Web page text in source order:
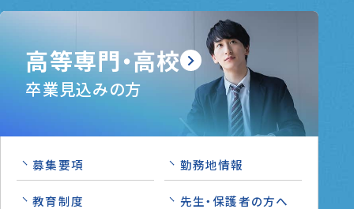
高等専門・高校
卒業見込みの方
募集要項 勤務地情報
教育制度 先生・保護者の方へ